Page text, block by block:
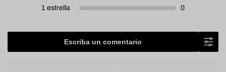
1 estrella 0
Escriba un comentario